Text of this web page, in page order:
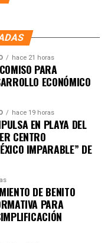
como nuevo
del Subcomité
del Carmen
estratégica,
un desarrollo
de calidad.
hace 21 horas
PARA
ECONÓMICO
hace 19 horas
EN PLAYA DEL
CENTRO
IMPARABLE” DE
DE BENITO
PARA